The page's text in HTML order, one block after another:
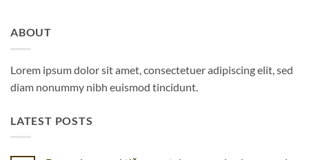
ABOUT
Lorem ipsum dolor sit amet, consectetuer adipiscing elit, sed
diam nonummy nibh euismod tincidunt.
LATEST POSTS